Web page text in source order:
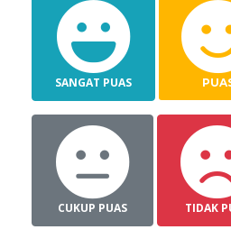
SANGAT PUAS
CUKUP PUAS TIDAK